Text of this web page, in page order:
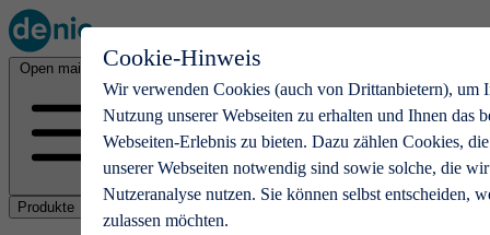
Cookie-Hinweis
Wir verwenden Cookies (auch von Drittanbietern), um
Nutzung unserer Webseiten zu erhalten und Ihnen das
Webseiten-Erlebnis zu bieten. Dazu zählen Cookies,
unserer Webseiten notwendig sind sowie solche, die
Nutzeranalyse nutzen. Sie können selbst entscheiden,
zulassen möchten.
Open main menu
Produkte